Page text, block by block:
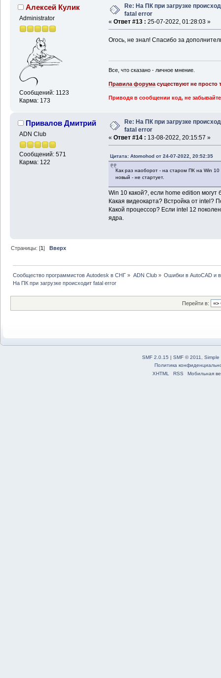
Алексей Кулик
Administrator
Сообщений: 1123
Карма: 173
Re: На ПК при загрузке
fatal error
« Ответ #13 : 25-07-2022, 01:28:03 »
Огось, не знал! Спасибо за
Все, что сказано - личное мнение.
Правила форумасуществуют не просто
Приводя в сообщении код, не
Привалов Дмитрий
ADN Club
Сообщений: 571
Карма: 122
Re: На ПК при загрузке
fatal error
« Ответ #14 : 13-08-2022, 20:15:57 »
Цитата: Atomohod от 24-07-2022, 20:52:35
Как раз наоборот - на старом ПК на Win
новый - не стартует.
Win 10 какой?, если home edition
Какая видеокарта? Встройка от intel?
Какой процессор? Если intel 12
ядра.
Страницы: [1]Вверх
Сообщество программистов Autodesk в СНГ » ADN Club» Ошибки в AutoCAD и
На ПК при загрузке происходит fatal error
Перейти в:
SMF 2.0.15 | SMF © 2011
Simple
Политика
XHTML
RSS Мобильная